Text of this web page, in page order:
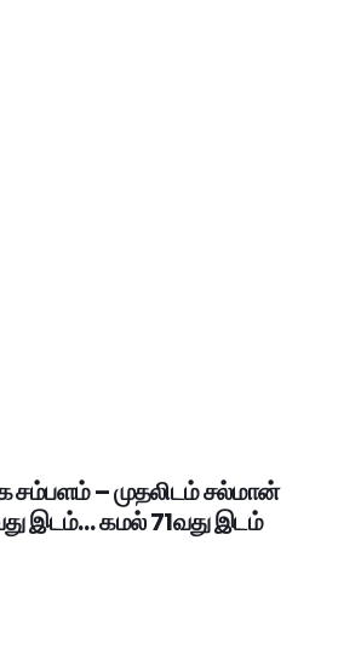
சம்பளம் – முதலிடம் சல்மான்
இடம்… கமல் 71வது இடம்